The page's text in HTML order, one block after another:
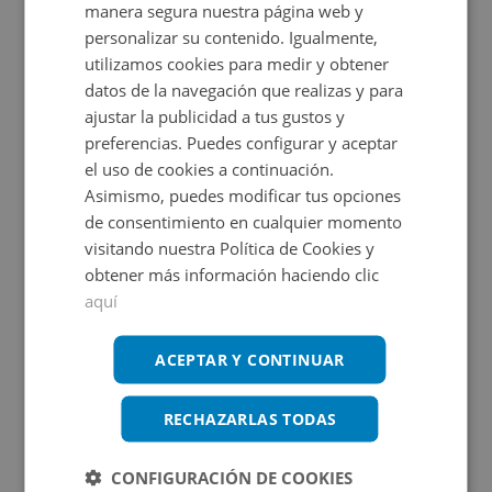
jardín que rodea la casa, la zona de barbacoa y la piscina,
perfectas para el disfrute al aire libre. La finca, con más
de 5 hectáreas, combina áreas boscosas, tierras de
cultivo y zonas ajardinadas, permitiendo usos agrícolas,
ganaderos, recreativos o incluso su transformación en
alojamiento turístico, centro ecuestre o retiro rural. La
vivienda requiere algunas mejoras, lo que permite
adaptarla al gusto del futuro propietario. Por superficie,
ubicación y características, es una excelente opción
como residencia habitual, segunda vivienda o inversión
en turismo rural o ecológico.
Consulta lascondiciones especialesde este inmueble.
Ampliar mapa
Ver en mapa
Certificado energético
Calificación de eficiencia energética
Promociones asociadas
manera segura nuestra página web y
personalizar su contenido. Igualmente,
utilizamos cookies para medir y obtener
datos de la navegación que realizas y para
ajustar la publicidad a tus gustos y
preferencias. Puedes configurar y aceptar
el uso de cookies a continuación.
Asimismo, puedes modificar tus opciones
de consentimiento en cualquier momento
visitando nuestra Política de Cookies y
obtener más información haciendo clic
aquí
ACEPTAR Y CONTINUAR
RECHAZARLAS TODAS
CONFIGURACIÓN DE COOKIES